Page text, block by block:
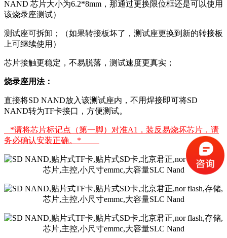
NAND 芯片大小为6.2*8mm，那通过更换限位框还是可以使用
该烧录座测试）
测试座可拆卸；（如果转接板坏了，测试座更换到新的转接板
上可继续使用）
芯片接触更稳定，不易脱落，测试速度更真实；
烧录座用法：
直接将SD NAND放入该测试座内，不用焊接即可将SD
NAND转为TF卡接口，方便测试。
*请将芯片标记点（第一脚）对准A1，装反易烧坏芯片，请
务必确认安装正确。*